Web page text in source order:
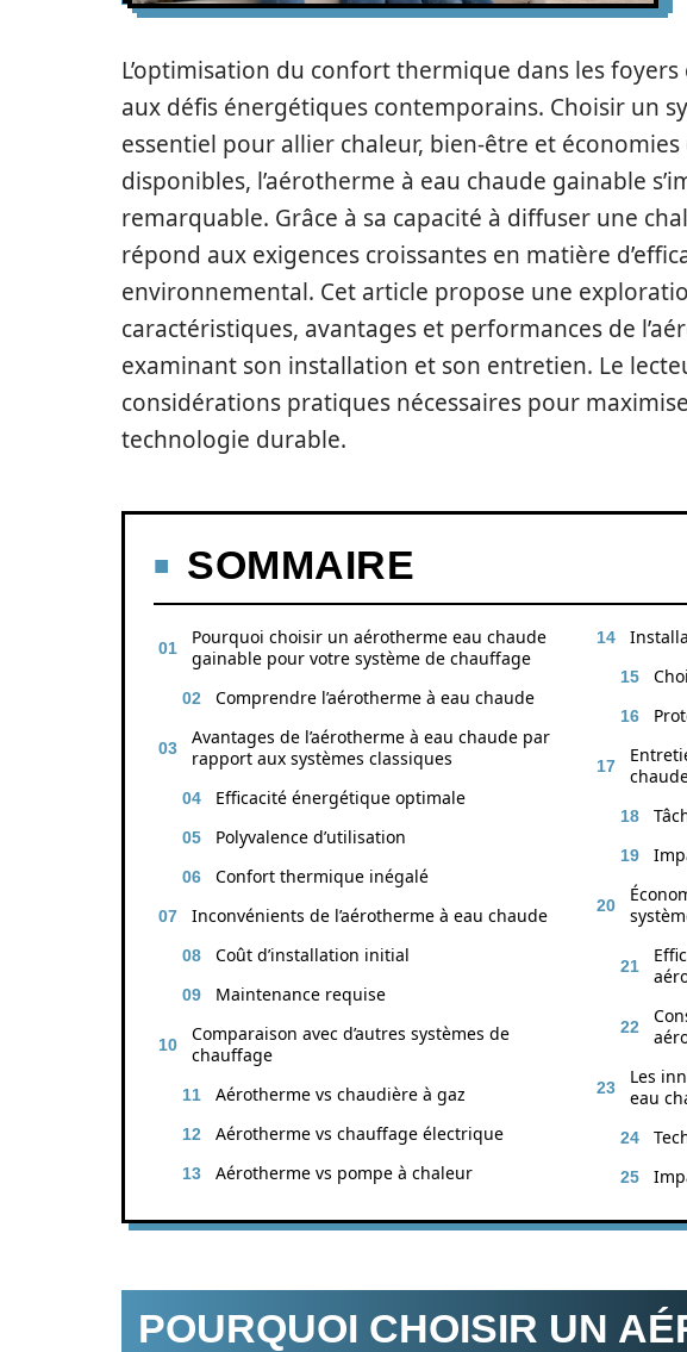
L’optimisation du confort thermique dans les
aux défis énergétiques contemporains. Choisir un
essentiel pour allier chaleur, bien-être et économies
disponibles, l’aérotherme à eau chaude gainable
remarquable. Grâce à sa capacité à diffuser une
répond aux exigences croissantes en matière
environnemental. Cet article propose une
caractéristiques, avantages et performances de
examinant son installation et son entretien. Le
considérations pratiques nécessaires pour
technologie durable.
SOMMAIRE
Pourquoi choisir un aérotherme eau chaude
gainable pour votre système de chauffage
Comprendre l’aérotherme à eau chaude
Avantages de l’aérotherme à eau chaude par
rapport aux systèmes classiques
Efficacité énergétique optimale
Polyvalence d’utilisation
Confort thermique inégalé
Inconvénients de l’aérotherme à eau chaude
Coût d’installation initial
Maintenance requise
Comparaison avec d’autres systèmes de
chauffage
Aérotherme vs chaudière à gaz
Aérotherme vs chauffage électrique
Aérotherme vs pompe à chaleur
Les
eau
POURQUOI CHOISIR UN